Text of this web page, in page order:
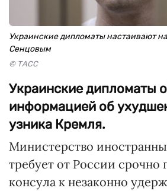
Украинские дипломаты настаивают
Сенцовым
© ТАСС
Украинские дипломаты
информацией об
узника Кремля.
Министерство
требует от России срочно
консула к незаконно